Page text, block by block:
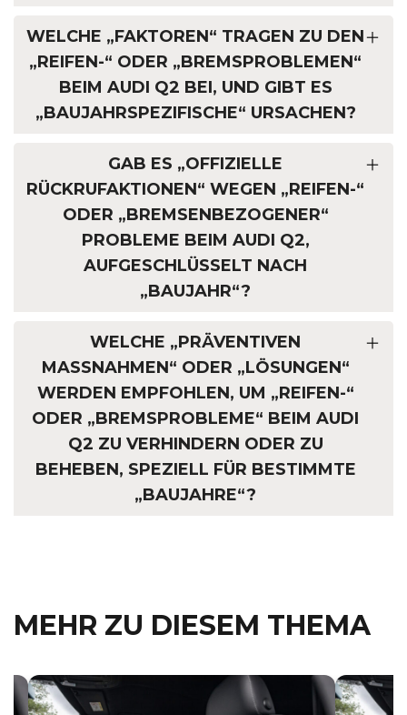
WELCHE „FAKTOREN“ TRAGEN ZU DEN
„REIFEN-“ ODER „BREMSPROBLEMEN“
BEIM AUDI Q2 BEI, UND GIBT ES
„BAUJAHRSPEZIFISCHE“ URSACHEN?
GAB ES „OFFIZIELLE
RÜCKRUFAKTIONEN“ WEGEN „REIFEN-“
ODER „BREMSENBEZOGENER“
PROBLEME BEIM AUDI Q2,
AUFGESCHLÜSSELT NACH
„BAUJAHR“?
WELCHE „PRÄVENTIVEN
MASSNAHMEN“ ODER „LÖSUNGEN“ W
ERDEN EMPFOHLEN, UM „REIFEN-“ O
DER „BREMSPROBLEME“ BEIM AUDI Q
2 ZU VERHINDERN ODER ZU B
EHEBEN, SPEZIELL FÜR BESTIMMTE „
BAUJAHRE“?
MEHR ZU DIESEM THEMA